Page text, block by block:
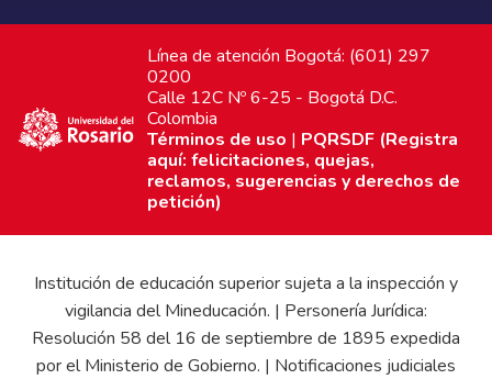
Línea de atención Bogotá: (601) 297
0200
Calle 12C Nº 6-25 - Bogotá D.C.
Colombia
Términos de uso | PQRSDF (Registra
aquí: felicitaciones, quejas,
reclamos, sugerencias y derechos de
petición)
Institución de educación superior sujeta a la inspección y
vigilancia del Mineducación. | Personería Jurídica:
Resolución 58 del 16 de septiembre de 1895 expedida
por el Ministerio de Gobierno. | Notificaciones judiciales